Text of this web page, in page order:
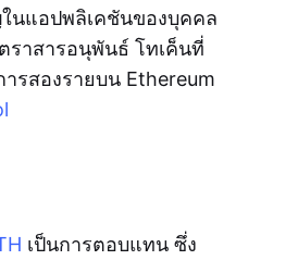
นแอปพลิเคชันของบุคคล
ราสารอนุพันธ์ โทเค็นที่
รสองรายบน Ethereum
เป็นการตอบแทน ซึ่ง